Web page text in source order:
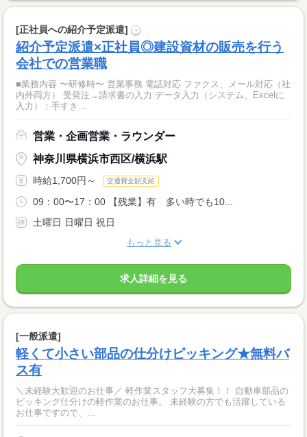
[正社員への紹介予定派遣] ?
紹介予定派遣×正社員◎建設資材の販売を行う
会社での営業職
■業務内容 〜研修時〜 営業事務 電話対応 ファクス、メール対応（社
内外両方） 受発注→請求書の入力 データ入力（システム、Excelに
入力）：手すき...
営業・企画営業・ラウンダー
神奈川県横浜市西区/横浜駅
時給1,700円～ 交通費全額支給
09：00〜17：00 【残業】有 多い時でも10...
土曜日 日曜日 祝日
もっと見る
求人詳細を見る
[一般派遣]
軽くて小さい部品の仕分けピッキング★無料バ
ス有
＼未経験大歓迎のお仕事／ 軽作業スタッフ大募集！！ 自動車部品の
ピッキング仕分けの軽作業のお仕事。 未経験の方でも活躍している
お仕事ですので、...